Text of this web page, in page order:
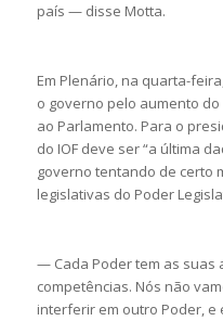
país — disse Motta.
Em Plenário, na quarta-
o governo pelo aumento
ao Parlamento. Para o
do IOF deve ser “a última
governo tentando de certo
legislativas do Poder
— Cada Poder tem as suas
competências. Nós não
interferir em outro Poder,